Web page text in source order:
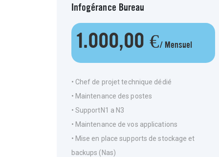
Infogérance Bureau
1.000,00 €/ Mensuel
• Chef de projet technique dédié
• Maintenance des postes
• SupportN1 a N3
• Maintenance de vos applications
• Mise en place supports de stockage et
backups (Nas)